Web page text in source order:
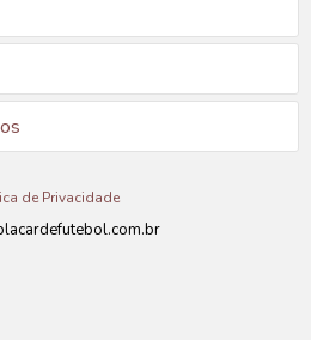
de Privacidade